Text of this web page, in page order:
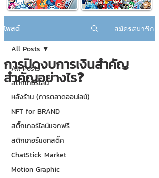
โพสต์ สมัครสมาชิก
All Posts
สติกเกอร์ไลน์
หลังร้าน (การตลาดออนไลน์)
NFT for BRAND
สติ๊กเกอร์ไลน์แจกฟรี
สติกเกอร์แชทสติ๊ค
ChatStick Market
Motion Graphic
All Posts
การปิดงบการเงินสำคัญ
สำคัญอย่างไร❓